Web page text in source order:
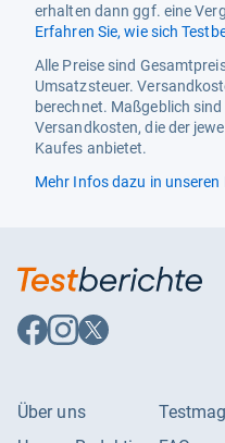
Operating Voltage
Operation Mode
Package Dimensions LxWxH
Part Number
Power Plug Type
Wattage
Weight
erhalten dann ggf. eine
Erfahren Sie, wie sich
Alle Preise sind
Umsatzsteuer.
berechnet. Maßgeblich
Versandkosten, die der
Kaufes anbietet.
Mehr Infos dazu in unseren
Auf
Facebook
Auf
Instagram
Auf
X
Über uns